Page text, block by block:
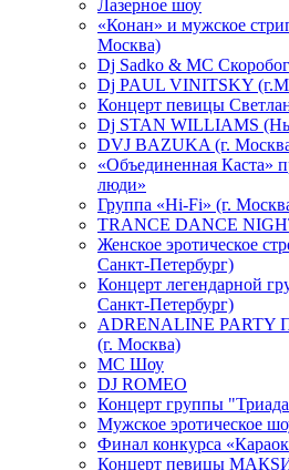
Лазерное шоу
«Конан» и мужское
Москва)
Dj Sadko & МС
Dj PAUL VINITSKY
Концерт певицы
Dj STAN WILLIAMS
DVJ BAZUKA (г.
«Объединенная Каста»
люди»
Группа «Hi-Fi» (г.
TRANCE DANCE
Женское эротическое
Санкт-Петербург)
Концерт легендарной
Санкт-Петербург)
ADRENALINE
(г. Москва)
MC Шоу
DJ ROMEO
Концерт группы
Мужское эротическое
Финал конкурса
Концерт певицы